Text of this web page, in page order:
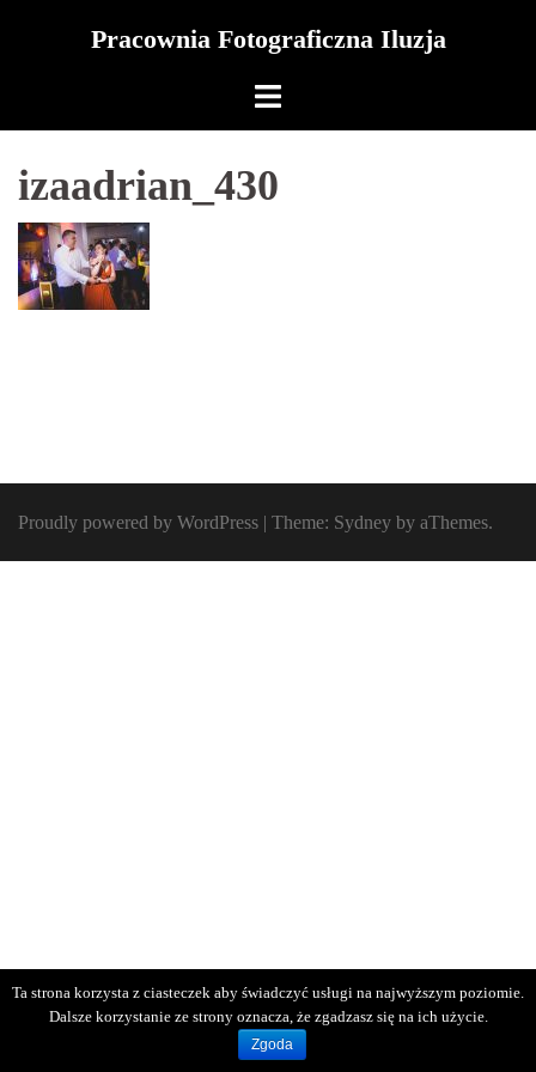
Pracownia Fotograficzna Iluzja
izaadrian_430
Proudly powered by WordPress | Theme: Sydney by aThemes.
Ta strona korzysta z ciasteczek aby świadczyć usługi na najwyższym poziomie.
Dalsze korzystanie ze strony oznacza, że zgadzasz się na ich użycie.
Zgoda